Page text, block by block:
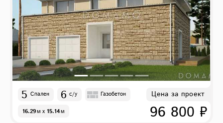
5 Спален 6 с/у Газобетон
16.29м x 15.14м
Цена за проект
96 800 ₽